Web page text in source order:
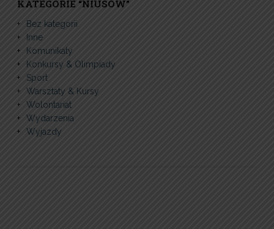
KATEGORIE “NIUSÓW”
Bez kategorii
Inne
Komunikaty
Konkursy & Olimpiady
Sport
Warsztaty & Kursy
Wolontariat
Wydarzenia
Wyjazdy